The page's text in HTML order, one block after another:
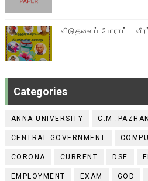
விடுதலைப் போராட்ட
Categories
ANNA UNIVERSITY C.M
CENTRAL GOVERNMENT
CORONA CURRENT DSE
EMPLOYMENT EXAM GOD